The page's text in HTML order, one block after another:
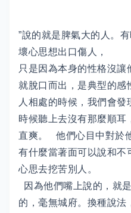
”說的就是脾氣大的人。
壞心思想出口傷人，
只是因為本身的性格沒
就脫口而出，是典型的感
人相處的時候，我們會
時候聽上去沒有那麼順耳
直爽。 他們心目中對於
有什麼當著面可以說和不
心思去挖苦別人。
因為他們嘴上說的，就
的，毫無城府。換種說法